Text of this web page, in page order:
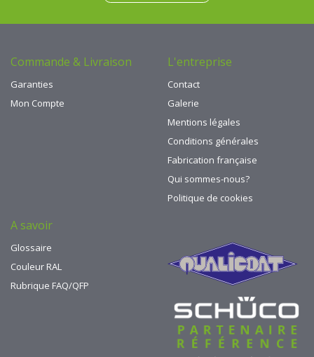
Commande & Livraison
Garanties
Mon Compte
L'entreprise
Contact
Galerie
Mentions légales
Conditions générales
Fabrication française
Qui sommes-nous?
Politique de cookies
A savoir
Glossaire
Couleur RAL
Rubrique FAQ/QFP